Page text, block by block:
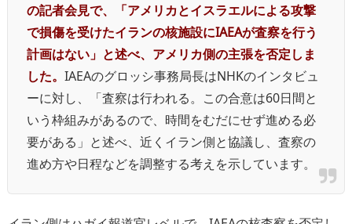
の記者会見で、「アメリカとイスラエルによる攻撃
で損傷を受けたイランの核施設にIAEAが査察を行う
計画はない」と述べ、アメリカ側の主張を否定しま
した。 IAEAのグロッシ事務局長はNHKのインタビュ
ーに対し、「査察は行われる。この合意は60日間と
いう枠組みがあるので、時間をむだにせず進める必
要がある」と述べ、近くイラン側と協議し、査察の
進め方や日程などを調整する考えを示しています。